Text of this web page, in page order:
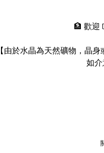
🏦 歡迎
【由於水晶為天然礦物，晶
如